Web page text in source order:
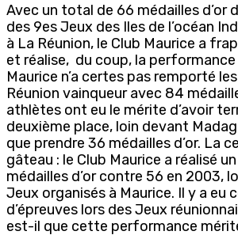
Avec un total de 66 médailles d’or
des 9es Jeux des Iles de l’océan
à La Réunion, le Club Maurice a
et réalise, du coup, la performance
Maurice n’a certes pas remporté
Réunion vainqueur avec 84
athlètes ont eu le mérite d’avoir
deuxième place, loin devant
que prendre 36 médailles d’or. La
gâteau : le Club Maurice a réalisé
médailles d’or contre 56 en 2003,
Jeux organisés à Maurice. Il y a eu
d’épreuves lors des Jeux
est-il que cette performance